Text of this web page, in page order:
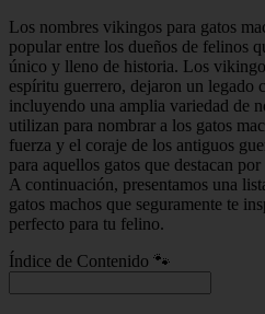
Los nombres vikingos para gatos
popular entre los dueños de felinos
único y lleno de historia. Los
espíritu guerrero, dejaron un legado
incluyendo una amplia variedad de
utilizan para nombrar a los gatos
fuerza y el coraje de los antiguos
para aquellos gatos que destacan
A continuación, presentamos una
gatos machos que seguramente te
perfecto para tu felino.
Índice de Contenido 🐾